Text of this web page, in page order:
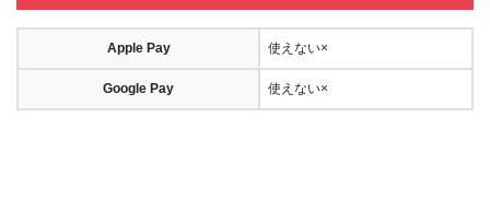
Apple Pay 使えない×
Google Pay 使えない×